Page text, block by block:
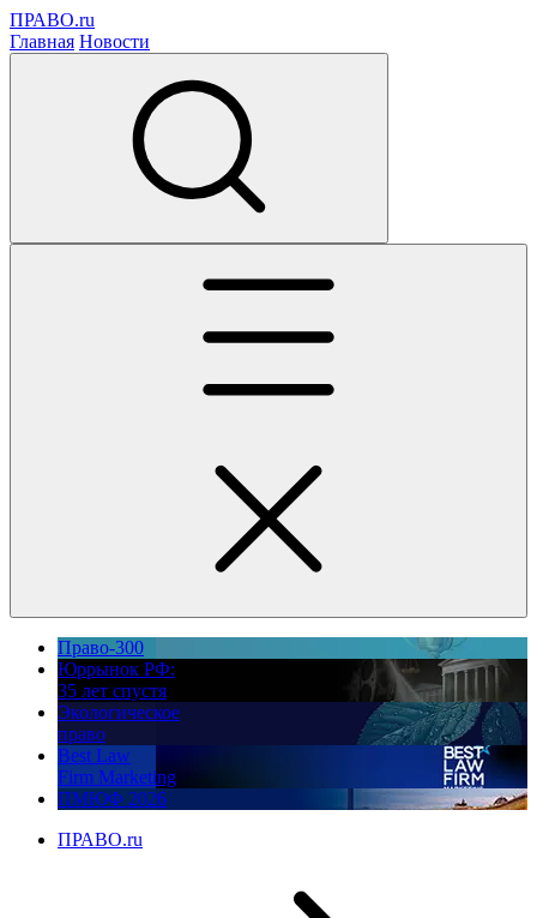
ПРАВО.ru
Главная Новости
Право-300
Юррынок РФ:
35 лет спустя
Экологическое
право
Best Law
Firm Marketing
ПМЮФ 2026
ПРАВО.ru